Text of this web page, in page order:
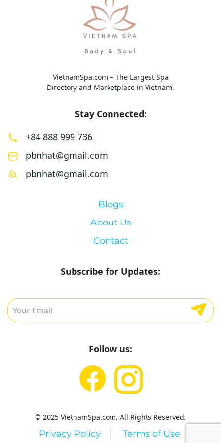
VietnamSpa.com – The Largest Spa
Directory and Marketplace in Vietnam.
Stay Connected:
+84 888 999 736
pbnhat@gmail.com
pbnhat@gmail.com
Blogs
About Us
Contact
Subscribe for Updates:
Follow us:
© 2025 VietnamSpa.com. All Rights Reserved.
Privacy Policy Terms of Use